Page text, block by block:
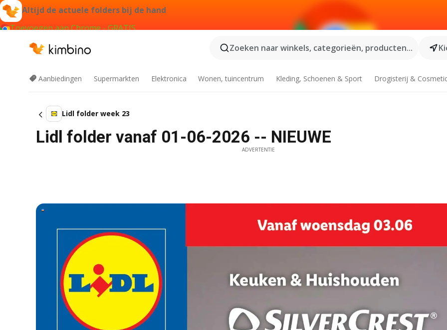
Altijd de actuele folders bij de hand
Toevoegen aan Chrome - GRATIS
Zoeken naar winkels, categorieën, producten...
Aanbiedingen Supermarkten Elektronica Wonen, tuincentrum Kleding, Schoenen & Sport Drogisterij &
Lidl folder week 23
Lidl folder vanaf 01-06-2026 -- NIEUWE
ADVERTENTIE